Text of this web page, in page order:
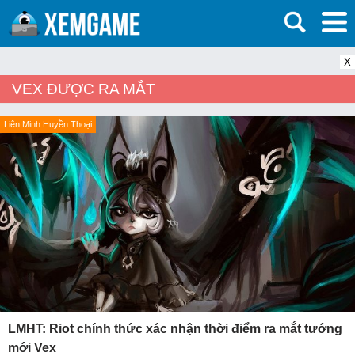
X
VEX ĐƯỢC RA MẮT
Liên Minh Huyền Thoại
LMHT: Riot chính thức xác nhận thời điểm ra mắt tướng
mới Vex